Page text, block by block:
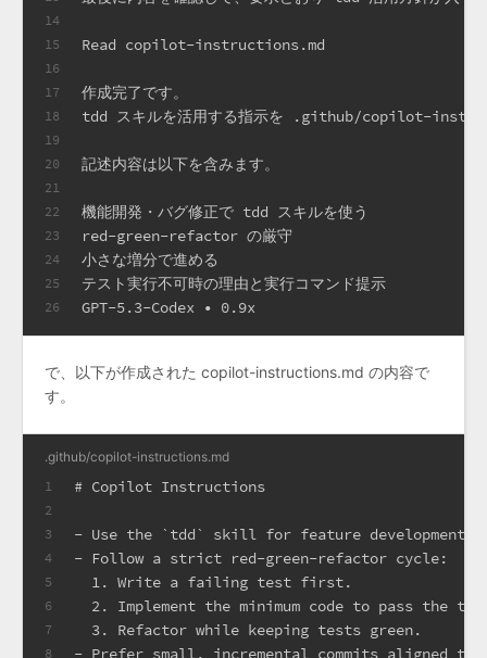
14
15
16
17
18
19
20
21
22
23
24
25
26
Read copilot-instructions.md
作成完了です。
tdd スキルを活用する指示を .github/copilot-
記述内容は以下を含みます。
機能開発・バグ修正で tdd スキルを使う
red-green-refactor の厳守
小さな増分で進める
テスト実行不可時の理由と実行コマンド提示
GPT-5.3-Codex • 0.9x
で、以下が作成された copilot-instructions.md の内容で
す。
.github/copilot-instructions.md
1
2
3
4
5
6
7
8
# Copilot Instructions
- Use the `tdd`
skill for feature development
- Follow a strict red-green-refactor cycle:
  1.
Write a failing test first.
  2.
Implement the minimum code to pass the
  3.
Refactor while keeping tests green.
- Prefer small, incremental commits aligned to